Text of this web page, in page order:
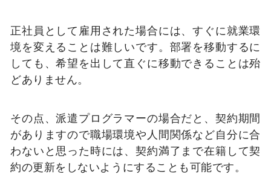
正社員として雇用された場合には、すぐに就業環
境を変えることは難しいです。部署を移動するに
しても、希望を出して直ぐに移動できることは殆
どありません。
その点、派遣プログラマーの場合だと、契約期間
がありますので職場環境や人間関係など自分に合
わないと思った時には、契約満了まで在籍して契
約の更新をしないようにすることも可能です。